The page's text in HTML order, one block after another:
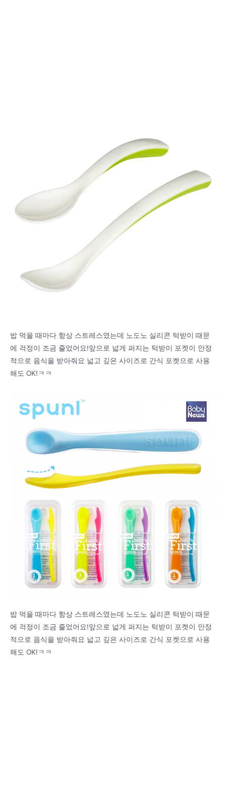
밥 먹을 때마다 항상 스트레스였는데 노도노 실리콘 턱받이 때문
에 걱정이 조금 줄었어요!앞으로 넓게 퍼지는 턱받이 포켓이 안정
적으로 음식을 받아줘요 넓고 깊은 사이즈로 간식 포켓으로 사용
해도 OK!ㅋㅋ
밥 먹을 때마다 항상 스트레스였는데 노도노 실리콘 턱받이 때문
에 걱정이 조금 줄었어요!앞으로 넓게 퍼지는 턱받이 포켓이 안정
적으로 음식을 받아줘요 넓고 깊은 사이즈로 간식 포켓으로 사용
해도 OK!ㅋㅋ